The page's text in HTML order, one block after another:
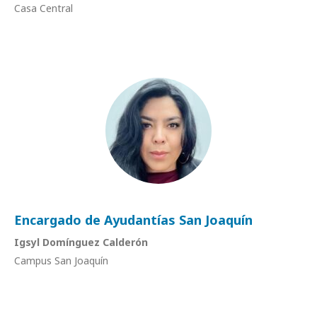
Casa Central
Encargado de Ayudantías San Joaquín
Igsyl Domínguez Calderón
Campus San Joaquín